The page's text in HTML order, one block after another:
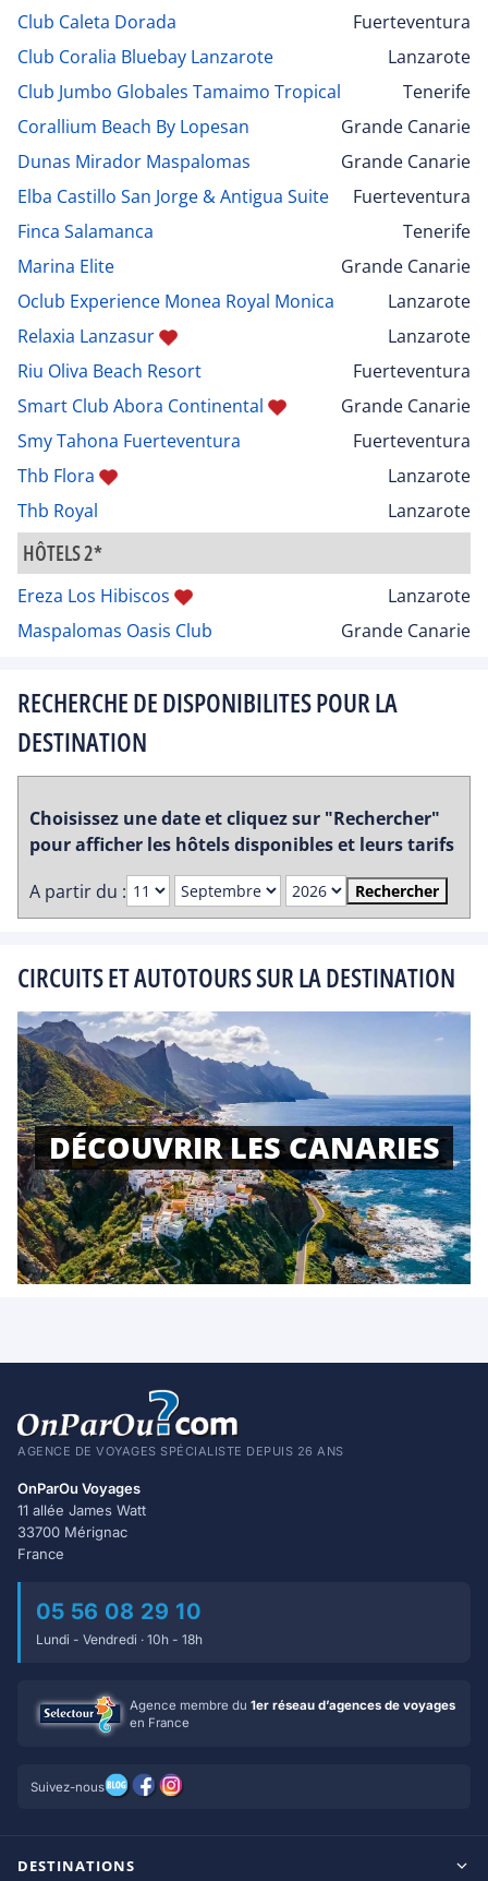
Club Caleta Dorada
Fuerteventura
Club Coralia Bluebay Lanzarote
Lanzarote
Club Jumbo Globales Tamaimo Tropical
Tenerife
Corallium Beach By Lopesan
Grande Canarie
Dunas Mirador Maspalomas
Grande Canarie
Elba Castillo San Jorge & Antigua Suite
Fuerteventura
Finca Salamanca
Tenerife
Marina Elite
Grande Canarie
Oclub Experience Monea Royal Monica
Lanzarote
Relaxia Lanzasur
Lanzarote
Riu Oliva Beach Resort
Fuerteventura
Smart Club Abora Continental
Grande Canarie
Smy Tahona Fuerteventura
Fuerteventura
Thb Flora
Lanzarote
Thb Royal
Lanzarote
HÔTELS 2*
Ereza Los Hibiscos
Lanzarote
Maspalomas Oasis Club
Grande Canarie
RECHERCHE DE DISPONIBILITES POUR LA
DESTINATION
Choisissez une date et cliquez sur "Rechercher"
pour afficher les hôtels disponibles et leurs tarifs
A partir du :
Rechercher
CIRCUITS ET AUTOTOURS SUR LA DESTINATION
DÉCOUVRIR LES CANARIES
AGENCE DE VOYAGES SPÉCIALISTE DEPUIS 26 ANS
OnParOu Voyages
11 allée James Watt
33700 Mérignac
France
05 56 08 29 10
Lundi - Vendredi · 10h - 18h
Agence membre du 1er réseau d’agences de voyages
en France
Suivez-nous
DESTINATIONS